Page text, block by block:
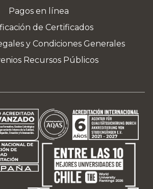
Pagos en línea
de Certificados
y Condiciones Generales
Recursos Públicos